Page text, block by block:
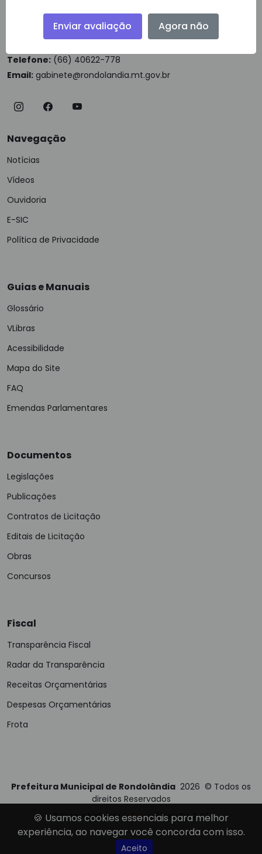
PRINCIPAL, 450, CENTRO
RONDOLANDIA- 78338000
Telefone: (66) 40622-778
Email: gabinete@rondolandia.mt.gov.br
Navegação
Notícias
Vídeos
Ouvidoria
E-SIC
Política de Privacidade
Guias e Manuais
Glossário
VLibras
Acessibilidade
Mapa do Site
FAQ
Emendas Parlamentares
Documentos
Legislações
Publicações
Contratos de Licitação
Editais de Licitação
Obras
Concursos
Fiscal
Transparência Fiscal
Radar da Transparência
Receitas Orçamentárias
Despesas Orçamentárias
Frota
Prefeitura Municipal de Rondolândia 2026 © Todos os
direitos Reservados
Desenvolvido porE-Ticons| Versão: 2.4.1
🍪 Usamos cookies essenciais para melhor
experiência, ao navegar você concorda com isso.
Aceito
Enviar avaliação Agora não